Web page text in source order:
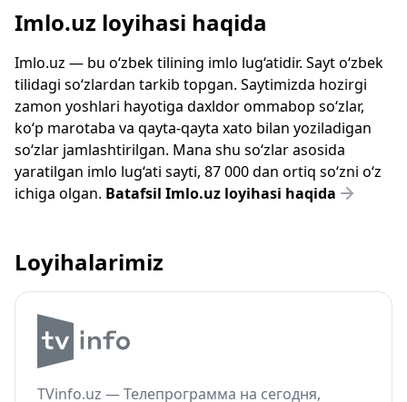
Imlo.uz loyihasi haqida
Imlo.uz — bu o‘zbek tilining imlo lug‘atidir. Sayt o‘zbek
tilidagi so‘zlardan tarkib topgan. Saytimizda hozirgi
zamon yoshlari hayotiga daxldor ommabop so‘zlar,
ko‘p marotaba va qayta-qayta xato bilan yoziladigan
so‘zlar jamlashtirilgan. Mana shu so‘zlar asosida
yaratilgan imlo lug‘ati sayti, 87 000 dan ortiq so‘zni o‘z
ichiga olgan. Batafsil Imlo.uz loyihasi haqida
Loyihalarimiz
TVinfo.uz — Телепрограмма на сегодня,